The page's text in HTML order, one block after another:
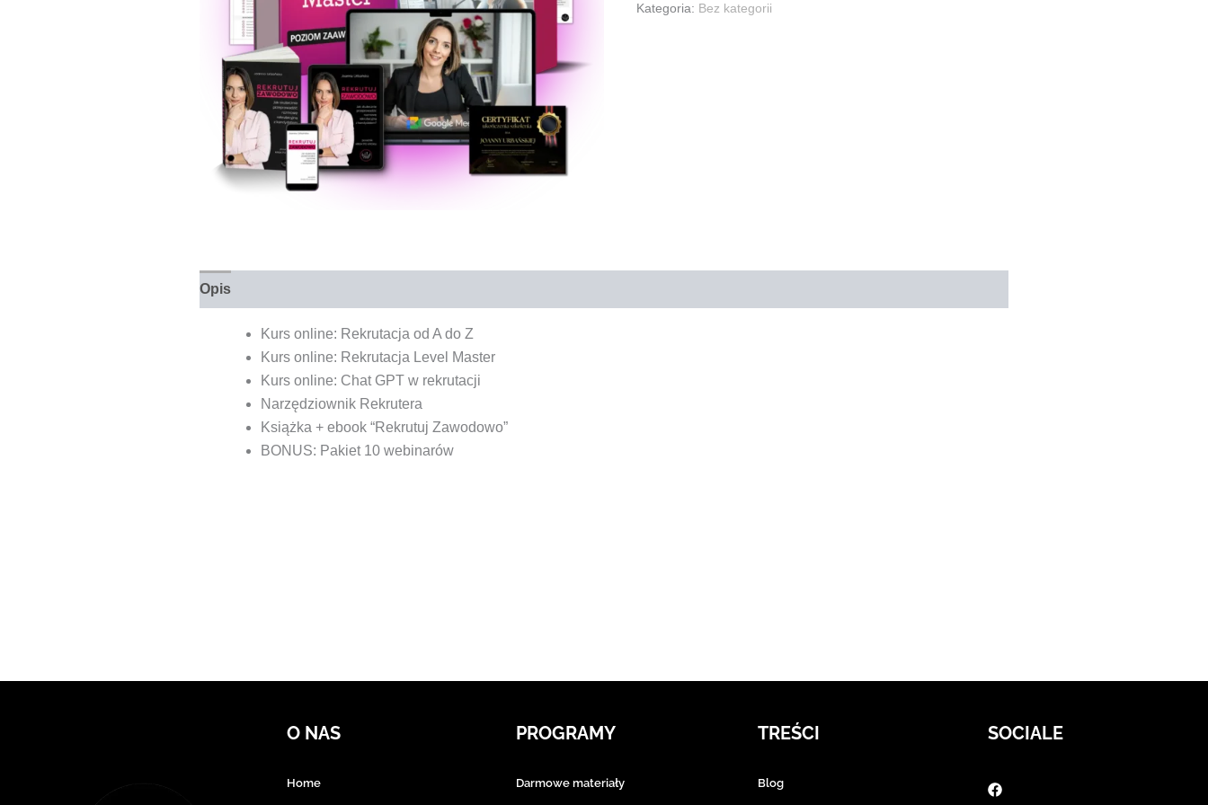
Kategoria: Bez kategorii
Opis
Kurs online: Rekrutacja od A do Z
Kurs online: Rekrutacja Level Master
Kurs online: Chat GPT w rekrutacji
Narzędziownik Rekrutera
Książka + ebook “Rekrutuj Zawodowo”
BONUS: Pakiet 10 webinarów
O NAS
Home
PROGRAMY
Darmowe materiały
TREŚCI
Blog
SOCIALE